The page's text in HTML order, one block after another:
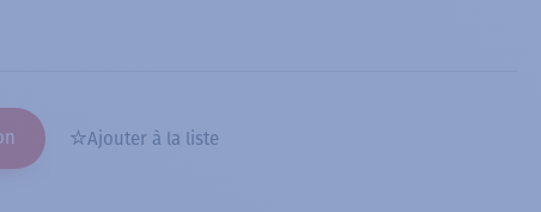
Ajouter à la liste